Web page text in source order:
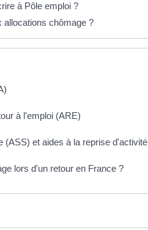
à Pôle emploi ?
allocations chômage ?
à l'emploi (ARE)
(ASS) et aides à la reprise d'activité
lors d'un retour en France ?